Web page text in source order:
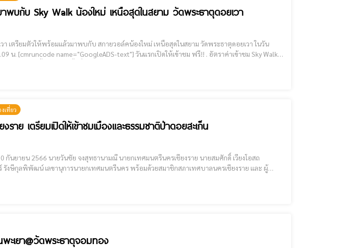
พบกับ Sky Walk น้องใหม่ เหนือสุดในสยาม วัดพระธาตุดอยเวา
ในวัน
ชม Sky Walk
เที่ยว
าย เตรียมเปิดให้เข้าชมเมืองและธรรมชาติป่าดอยสะเก็น
รังษีกุลพิพัฒน์ เลขานุการนายกเทศมนตรีนคร พร้อมด้วยสมาชิกสภาเทศบาลนครเชียงราย และ ผู้
ะเยา@วัดพระธาตุจอมทอง